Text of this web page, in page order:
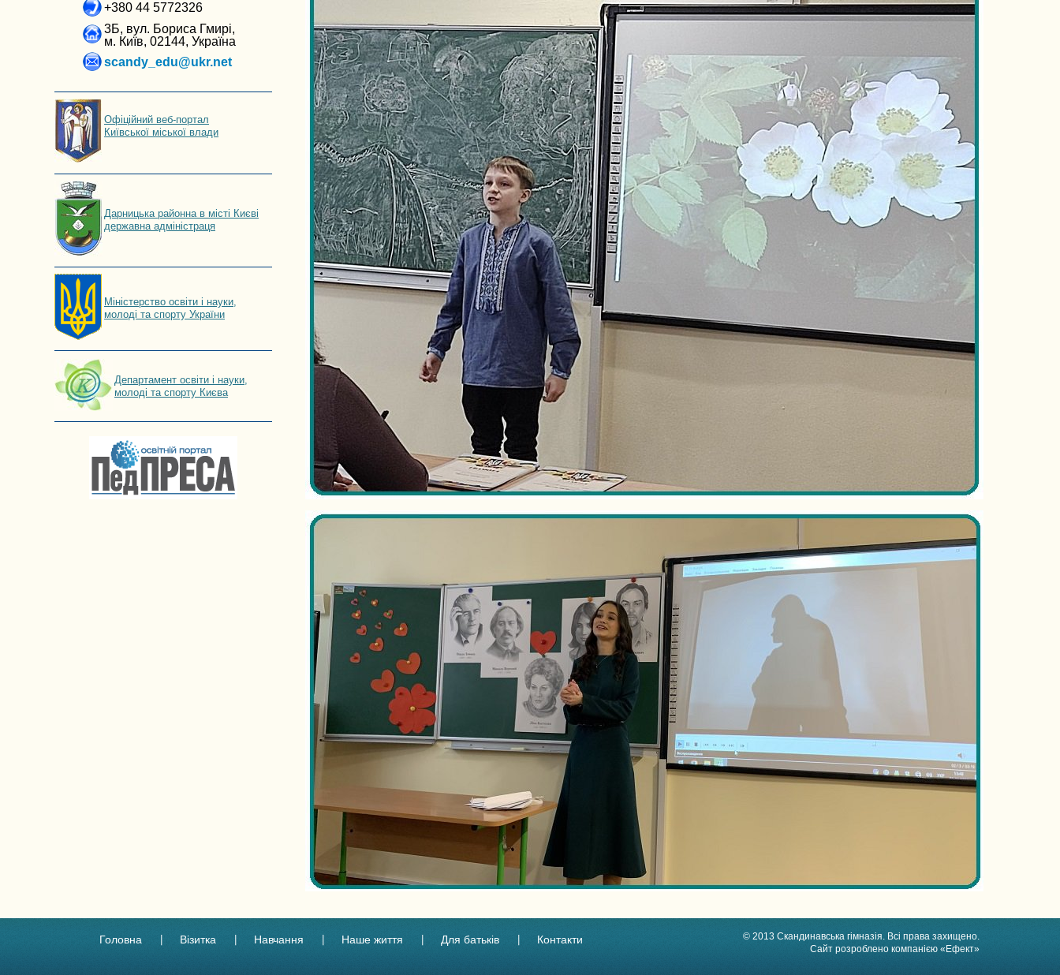
+380 44 5772326
3Б, вул. Бориса Гмирі,
м. Київ, 02144, Україна
scandy_edu@ukr.net
Офіційний веб-портал
Київської міської влади
Дарницька районна в місті Києві
державна адміністраця
Мiнiстерство освiти і науки,
молоді та спорту України
Департамент освіти і науки,
молоді та спорту Києва
© 2013 Скандинавська гімназія. Всі права захищено.
Сайт розроблено компанією «Ефект»
Головна Візитка Навчання Наше життя Для батьків Контакти